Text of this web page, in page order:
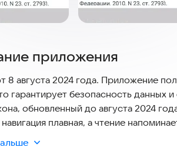
приложения
8 августа 2024 года. Приложение
гарантирует безопасность данных
обновленный до августа 2024
плавная, а чтение